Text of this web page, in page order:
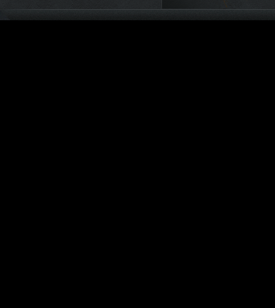
KADOZERRest devenu membre. Welcome !!!
30.08.2020 12:38